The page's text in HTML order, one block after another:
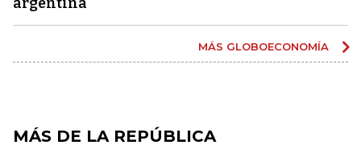
MÁS GLOBOECONOMÍA
MÁS DE LA REPÚBLICA